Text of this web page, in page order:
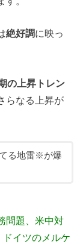
絶好調に映っ
の上昇トレン
らなる上昇が
る地雷※が爆
問題、米中対
イツのメルケ